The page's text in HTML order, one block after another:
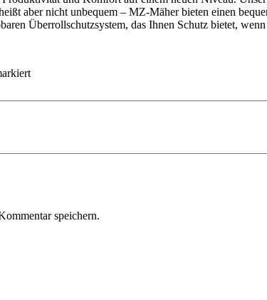
aber nicht unbequem – MZ-Mäher bieten einen
Überrollschutzsystem, das Ihnen Schutz bietet,
speichern.